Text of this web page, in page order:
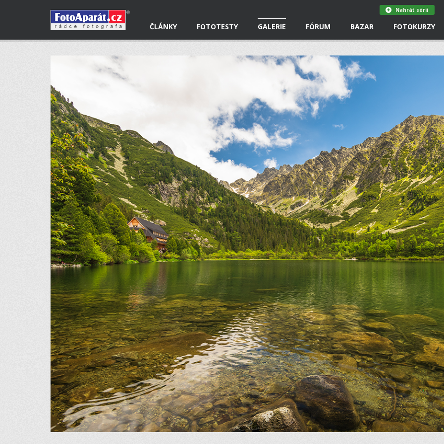
ČLÁNKY FOTOTESTY GALERIE FÓRUM BAZAR FOTOKURZY
Nahrát sérii